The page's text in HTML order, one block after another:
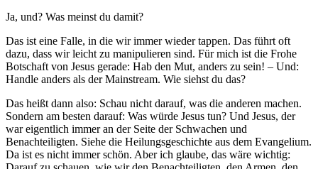
Ja, und? Was meinst du damit?
Das ist eine Falle, in die wir immer wieder tappen. Das führt oft
dazu, dass wir leicht zu manipulieren sind. Für mich ist die Frohe
Botschaft von Jesus gerade: Hab den Mut, anders zu sein! – Und:
Handle anders als der Mainstream. Wie siehst du das?
Das heißt dann also: Schau nicht darauf, was die anderen machen.
Sondern am besten darauf: Was würde Jesus tun? Und Jesus, der
war eigentlich immer an der Seite der Schwachen und
Benachteiligten. Siehe die Heilungsgeschichte aus dem Evangelium.
Da ist es nicht immer schön. Aber ich glaube, das wäre wichtig: